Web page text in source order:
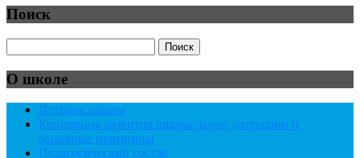
Поиск
О школе
История школы
Концепция развития школы: идеи, категории и
основные принципы
Педагогический состав